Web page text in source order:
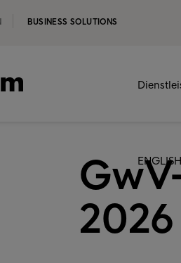
BUSINESS SOLUTIONS
ENGLISH
2026